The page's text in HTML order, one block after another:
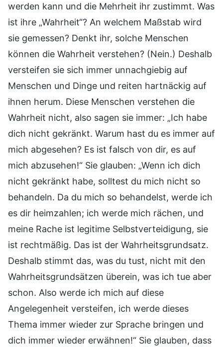
werden kann und die Mehrheit ihr zustimmt. Was
ist ihre „Wahrheit“? An welchem Maßstab wird
sie gemessen? Denkt ihr, solche Menschen
können die Wahrheit verstehen? (Nein.) Deshalb
versteifen sie sich immer unnachgiebig auf
Menschen und Dinge und reiten hartnäckig auf
ihnen herum. Diese Menschen verstehen die
Wahrheit nicht, also sagen sie immer: „Ich habe
dich nicht gekränkt. Warum hast du es immer auf
mich abgesehen? Es ist falsch von dir, es auf
mich abzusehen!“ Sie glauben: „Wenn ich dich
nicht gekränkt habe, solltest du mich nicht so
behandeln. Da du mich so behandelst, werde ich
es dir heimzahlen; ich werde mich rächen, und
meine Rache ist legitime Selbstverteidigung, sie
ist rechtmäßig. Das ist der Wahrheitsgrundsatz.
Deshalb stimmt das, was du tust, nicht mit den
Wahrheitsgrundsätzen überein, was ich tue aber
schon. Also werde ich mich auf diese
Angelegenheit versteifen, ich werde dieses
Thema immer wieder zur Sprache bringen und
dich immer wieder erwähnen!“ Sie glauben, dass